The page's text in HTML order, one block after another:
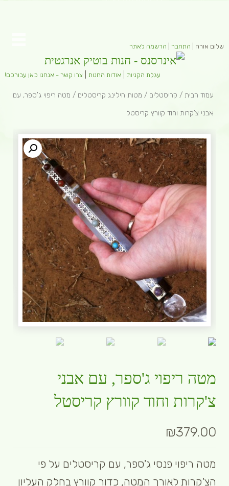
שלום אורח | התחבר הרשמה לאתר
עגלת הקניות אודות החנות צרו קשר - אנחנו כאן עבורכם!
עמוד הבית / קריסטלים / מטות הילינג קריסטלים / מטה ריפוי ג'ספר, עם
אבני צ'קרות וחוד קוורץ קריסטל
מטה ריפוי ג'ספר, עם אבני
צ'קרות וחוד קוורץ קריסטל
₪379.00
מטה ריפוי פנסי ג'ספר, עם קריסטלים על פי
הצ'קרות לאורך המטה, כדור קוורץ בחלק העליון